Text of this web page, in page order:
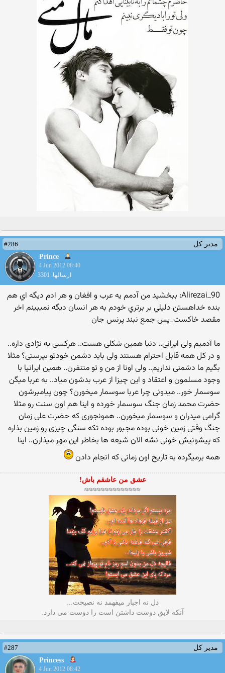
مدیر کل
#286
Prince
4 Jun 2012 08:40
ارسالها: 3301
Alirezai_90: ببخشيد من آدمم يه عرب و افغان و هر ادم ديگه اي هم
بنده خداهستن دليلي بر برتري خودم به هر انسان ديگه نميبينم اخر
مقصد خاكست_پس جمع نبند پرنس جان
ما آدمیم ولی ایرانی.. دنیا همین شکلی هست.. هرکسی یه نژادی داره..
و در کل همه قابل احترام هستند ولی باید دشمن خودتو بپرستی؟ مثلا
بگیم ما دشمنی نداریم.. ولی اونا از من و تو متنفرن.. همین ایرانیا با
وجود مسلمون و اعتقاد و این چیزا از عرب بدشون میاد.. به عربا میگن
سوسمار خور.. میدونی چرا عربا سوسمار میخورن؟ چون پیامبرشون
حضرت محمد زمان جنگ سوسمار خورده و اینا هم اون سنت رو مثلا
گرامی میدران و سوسمار میخورن.. همونجوری که حضرت علی زمان
جنگ وقتی زمین خونی بوده مجبور بوده تکه سنگی چیزی رو زمین بذاره
که پیشونیش خونی نشه الان شیعه ها بخاطر این مهر میذارن.. اینا
همه برمیگرده به تاریخ اون زمانی که انجام دادن
عشق من عاشقم باش!
≈≈≈≈≈≈≈≈≈≈≈≈≈≈
دل نه اجبار میفهمد نه نصیحت...
آنکه لایق دوست داشتن است را دوست می دارد.
مدیر کل
#287
Princess
4 Jun 2012 08:42